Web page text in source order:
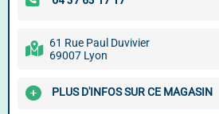
61 Rue Paul Duvivier
69007 Lyon
PLUS D'INFOS SUR CE MAGASIN